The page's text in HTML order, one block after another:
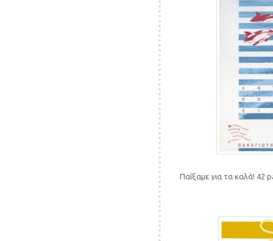
Παίξαμε για τα καλά! 42